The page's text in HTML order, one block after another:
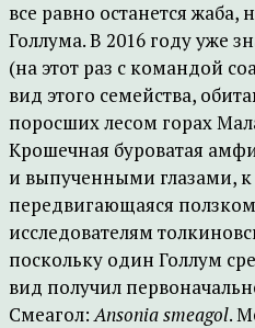
все равно останется жаба,
Голлума. В 2016 году уже
(на этот раз с командой
вид этого семейства,
поросших лесом горах
Крошечная буроватая
и выпученными глазами,
передвигающаяся
исследователям
поскольку один Голлум
вид получил
Смеагол:Ansonia smeagol.